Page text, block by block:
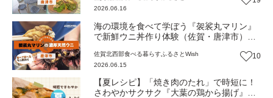
2026.06.16
海の環境を食べて学ぼう『袈裟丸マリン』
で新鮮ウニ丼作り体験（佐賀・唐津市）
佐賀北西部食べる暮らす ふるさとWish
2026.06.15
10
【夏レシピ】「焼き肉のたれ」で時短に！
さわやかサクサク『大葉の鶏から揚げ』